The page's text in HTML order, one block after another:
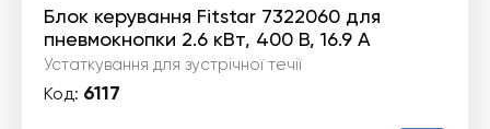
Блок керування Fitstar 7322060 для
пневмокнопки 2.6 кВт, 400 В, 16.9 А
Устаткування для зустрічної течії
Код: 6117